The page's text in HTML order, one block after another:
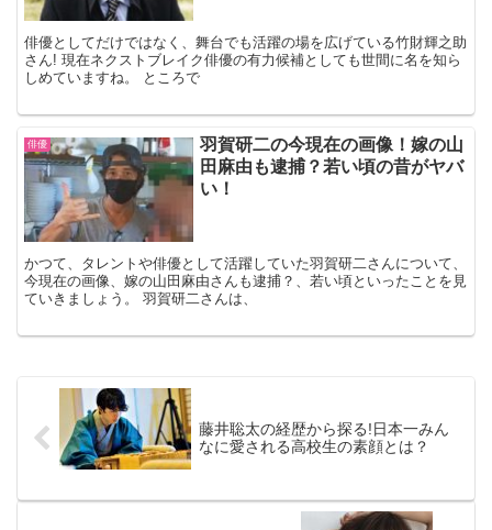
俳優としてだけではなく、舞台でも活躍の場を広げている竹財輝之助
さん! 現在ネクストブレイク俳優の有力候補としても世間に名を知ら
しめていますね。 ところで
俳優
羽賀研二の今現在の画像！嫁の山
田麻由も逮捕？若い頃の昔がヤバ
い！
かつて、タレントや俳優として活躍していた羽賀研二さんについて、
今現在の画像、嫁の山田麻由さんも逮捕？、若い頃といったことを見
ていきましょう。 羽賀研二さんは、
藤井聡太の経歴から探る!日本一みん
なに愛される高校生の素顔とは？